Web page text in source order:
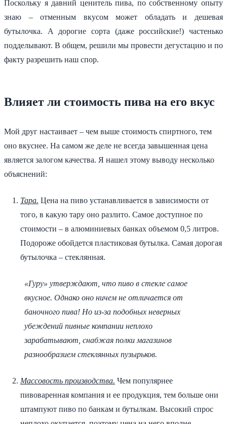
Поскольку я давний ценитель пива, по собственному опыту
знаю – отменным вкусом может обладать и дешевая
бутылочка. А дорогие сорта (даже российские!) частенько
подделывают. В общем, решили мы провести дегустацию и по
факту разрешить наш спор.
Влияет ли стоимость пива на его вкус
Мой друг настаивает – чем выше стоимость спиртного, тем
оно вкуснее. На самом же деле не всегда завышенная цена
является залогом качества. Я нашел этому выводу несколько
объяснений:
Тара. Цена на пиво устанавливается в зависимости от
того, в какую тару оно разлито. Самое доступное по
стоимости – в алюминиевых банках объемом 0,5 литров.
Подороже обойдется пластиковая бутылка. Самая дорогая
бутылочка – стеклянная.
«Гуру» утверждают, что пиво в стекле самое
вкусное. Однако оно ничем не отличается от
баночного пива! Но из-за подобных неверных
убеждений пивные компании неплохо
зарабатывают, снабжая полки магазинов
разнообразием стеклянных пузырьков.
Массовость производства. Чем популярнее
пивоваренная компания и ее продукция, тем больше они
штампуют пиво по банкам и бутылкам. Высокий спрос